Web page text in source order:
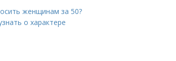
женщинам за 50?
о характере